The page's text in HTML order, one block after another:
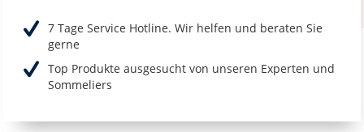
7 Tage Service Hotline. Wir helfen und beraten Sie
gerne
Top Produkte ausgesucht von unseren Experten und
Sommeliers